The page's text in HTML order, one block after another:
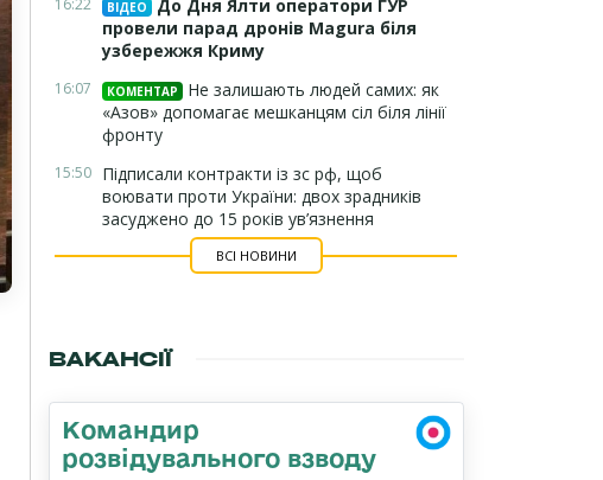
16:22 ВІДЕО
До Дня Ялти оператори ГУР
провели парад дронів Magura біля
узбережжя Криму
16:07 КОМЕНТАР
Не залишають людей самих: як
«Азов» допомагає мешканцям сіл біля лінії
фронту
15:50 Підписали контракти із зс рф, щоб
воювати проти України: двох зрадників
засуджено до 15 років ув’язнення
ВСІ НОВИНИ
ВАКАНСІЇ
Командир
розвідувального взводу